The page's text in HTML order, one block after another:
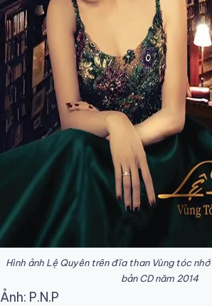
Hình ảnh Lệ Quyên trên đĩa thanVùng tóc nhớ
bản CD năm 2014
Ảnh: P.N.P